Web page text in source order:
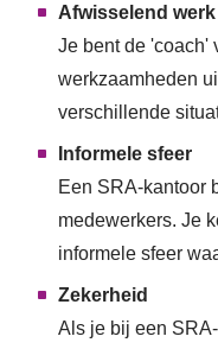
Afwisselend werk
Je bent de 'coach'
werkzaamheden
verschillende
Informele sfeer
Een SRA-kantoor
medewerkers. Je
informele sfeer
Zekerheid
Als je bij een